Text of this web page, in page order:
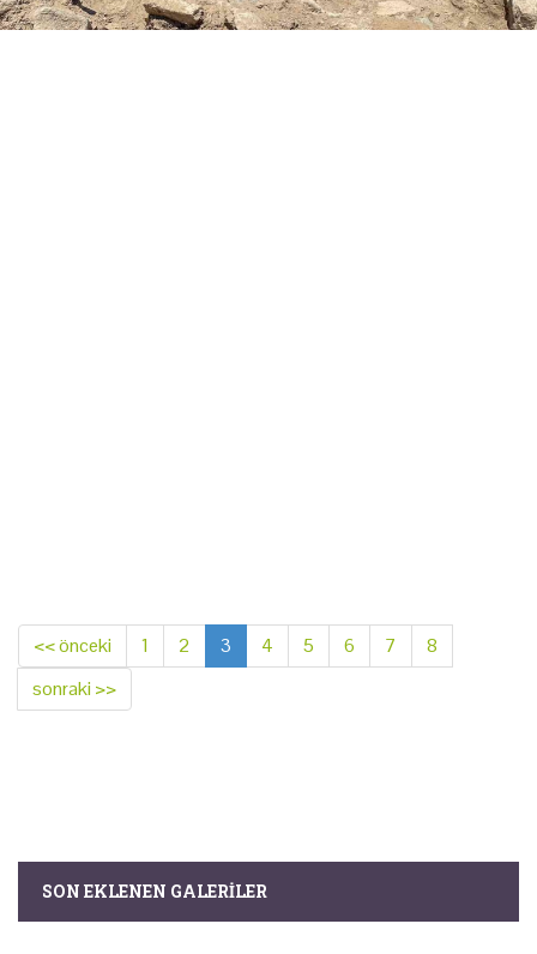
<< önceki 1 2 3 4 5 6 7
8
sonraki >>
SON EKLENEN GALERILER